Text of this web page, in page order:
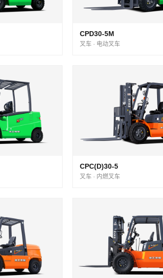
CPD30-5M
叉车 · 电动叉车
CPC(D)30-5
叉车 · 内燃叉车